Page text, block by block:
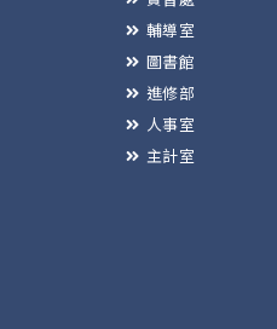
輔導室
圖書館
進修部
人事室
主計室